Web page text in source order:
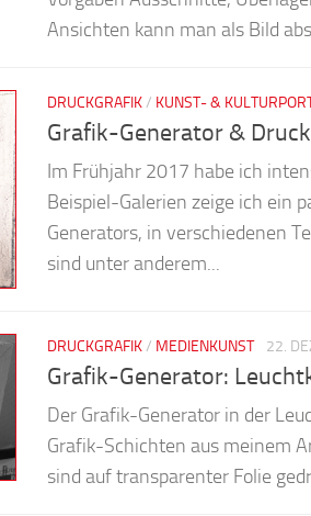
Ansichten kann man als Bild
DRUCKGRAFIK/ KUNST- &
Grafik-Generator &
Im Frühjahr 2017 habe ich
Beispiel-Galerien zeige ich ein
Generators, in verschiedenen
sind unter anderem...
DRUCKGRAFIK/ MEDIENKUNST 22.
Grafik-Generator:
Der Grafik-Generator in der
Grafik-Schichten aus meinem
sind auf transparenter Folie